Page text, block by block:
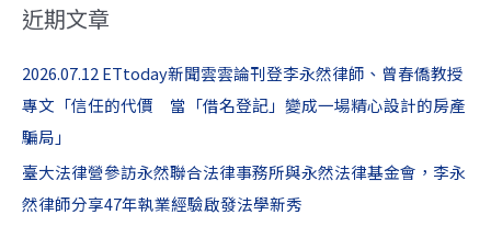
鍵
近期文章
2026.07.12 ETtoday新聞雲雲論刊登李永然律師、曾春僑教授
專文「信任的代價 當「借名登記」變成一場精心設計的房產
騙局」
臺大法律營參訪永然聯合法律事務所與永然法律基金會，李永
然律師分享47年執業經驗啟發法學新秀